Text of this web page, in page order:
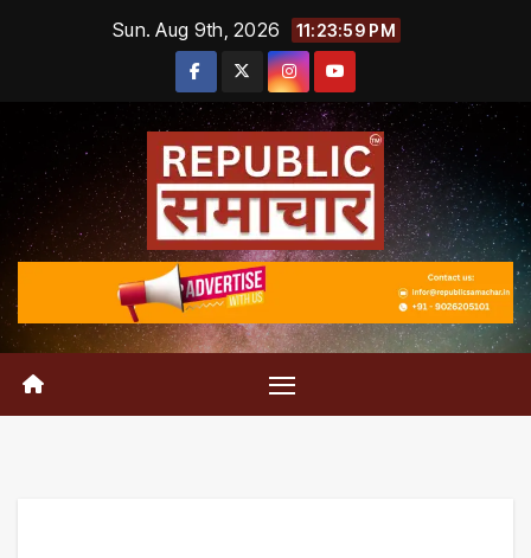
Sun. Aug 9th, 2026 11:24:00 PM